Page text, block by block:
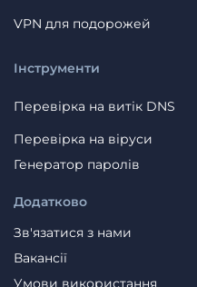
VPN для подорожей
Додатково
Зв'язатися з нами
Вакансії
Умови використання
Інструменти
Перевірка на витік DNS
Перевірка на віруси
Генератор паролів